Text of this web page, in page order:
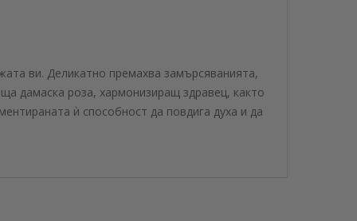
ви. Деликатно премахва замърсяванията,
дамаска роза, хармонизиращ здравец, както
ѝ способност да повдига духа и да